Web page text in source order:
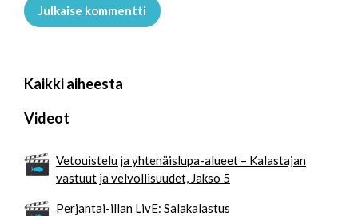
Julkaise kommentti
Kaikki aiheesta
Videot
Vetouistelu ja yhtenäislupa-alueet – Kalastajan
vastuut ja velvollisuudet, Jakso 5
Perjantai-illan LivE: Salakalastus